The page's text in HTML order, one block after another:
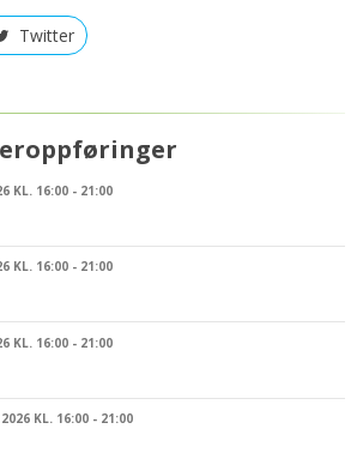
Twitter
KL. 16:00 - 21:00
KL. 16:00 - 21:00
KL. 16:00 - 21:00
KL. 16:00 - 21:00